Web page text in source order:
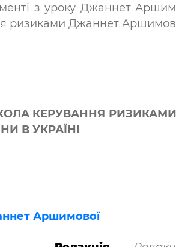
з уроку Джаннет
ризиками Джаннет
КЕРУВАННЯ
В УКРАЇНІ
Аршимової